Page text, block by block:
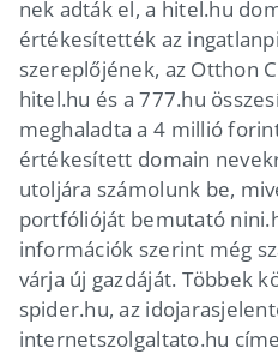
nek adták el, a hitel.hu
értékesítették az
szereplőjének, az Otthon
hitel.hu és a 777.hu
meghaladta a 4 millió
értékesített domain
utoljára számolunk be,
portfólióját bemutató
információk szerint még
várja új gazdáját. Többek
spider.hu, az
internetszolgaltato.hu